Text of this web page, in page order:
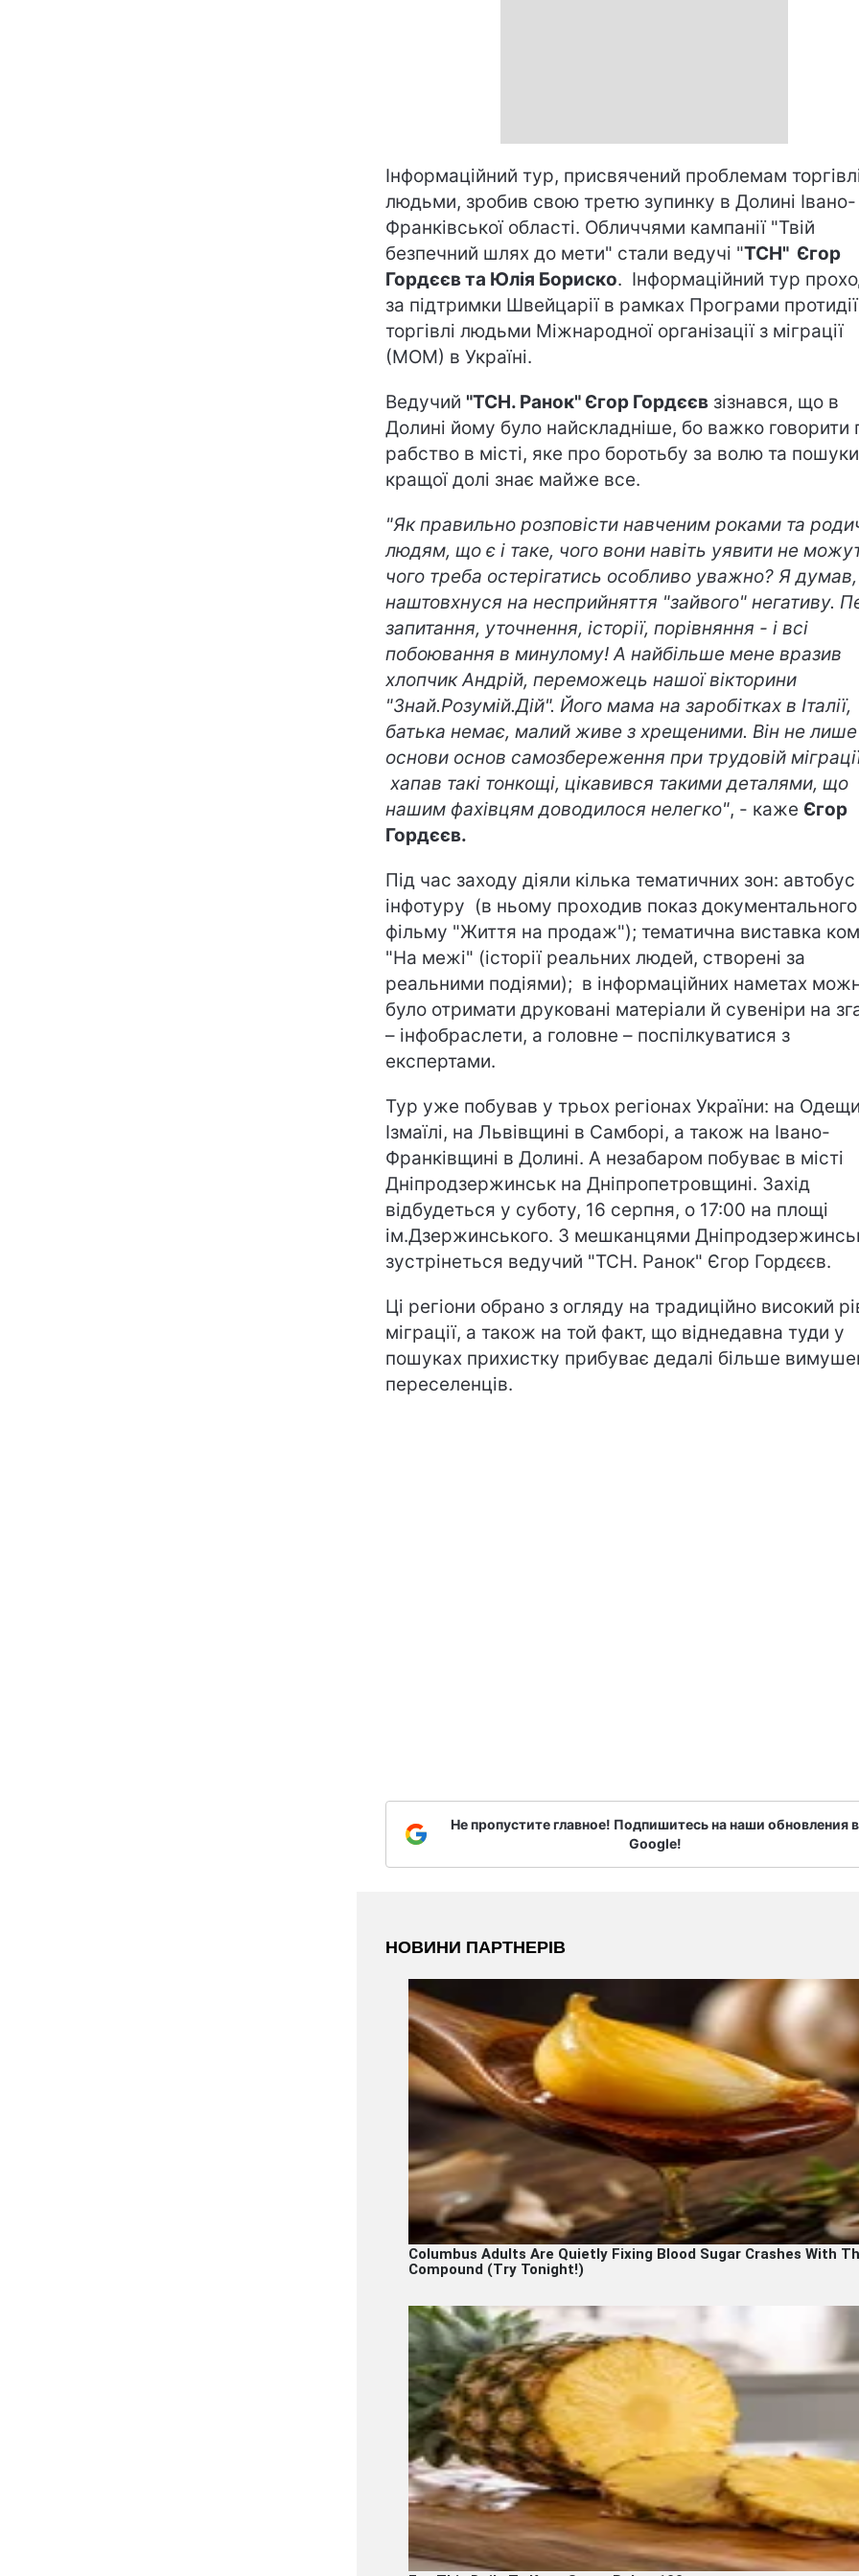
Інформаційний тур, присвячений проблемам
людьми, зробив свою третю зупинку в Долині Івано-
Франківської області. Обличчями кампанії "Твій
безпечний шлях до мети" стали ведучі "ТСН" Єгор
Гордєєв та Юлія Бориско. Інформаційний тур
за підтримки Швейцарії в рамках Програми протидії
торгівлі людьми Міжнародної організації з міграції
(МОМ) в Україні.
Ведучий "ТСН. Ранок" Єгор Гордєєв зізнався, що в
Долині йому було найскладніше, бо важко говорити
рабство в місті, яке про боротьбу за волю та пошуки
кращої долі знає майже все.
"Як правильно розповісти навченим роками та
людям, що є і таке, чого вони навіть уявити не
чого треба остерігатись особливо уважно? Я
наштовхнуся на несприйняття "зайвого" негативу.
запитання, уточнення, історії, порівняння - і всі
побоювання в минулому! А найбільше мене вразив
хлопчик Андрій, переможець нашої вікторини
"Знай.Розумій.Дій". Його мама на заробітках в Італії,
батька немає, малий живе з хрещеними. Він не лише
основи основ самозбереження при трудовій
хапав такі тонкощі, цікавився такими деталями, що
нашим фахівцям доводилося нелегко", - каже Єгор
Гордєєв.
Під час заходу діяли кілька тематичних зон: автобус
інфотуру (в ньому проходив показ документального
фільму "Життя на продаж"); тематична виставка
"На межі" (історії реальних людей, створені за
реальними подіями); в інформаційних наметах
було отримати друковані матеріали й сувеніри на
– інфобраслети, а головне – поспілкуватися з
експертами.
Тур уже побував у трьох регіонах України: на
Ізмаїлі, на Львівщині в Самборі, а також на Івано-
Франківщині в Долині. А незабаром побуває в місті
Дніпродзержинськ на Дніпропетровщині. Захід
відбудеться у суботу, 16 серпня, о 17:00 на площі
ім.Дзержинського. З мешканцями
зустрінеться ведучий "ТСН. Ранок" Єгор Гордєєв.
Ці регіони обрано з огляду на традиційно високий
міграції, а також на той факт, що віднедавна туди у
пошуках прихистку прибуває дедалі більше
переселенців.
Не пропустите главное! Подпишитесь на наши обновления в
Google!